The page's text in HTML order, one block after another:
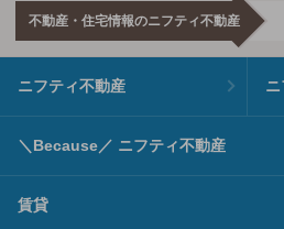
不動産・住宅情報のニフティ不動産
ニフティ不動産
＼Because／ ニフティ不動産
賃貸